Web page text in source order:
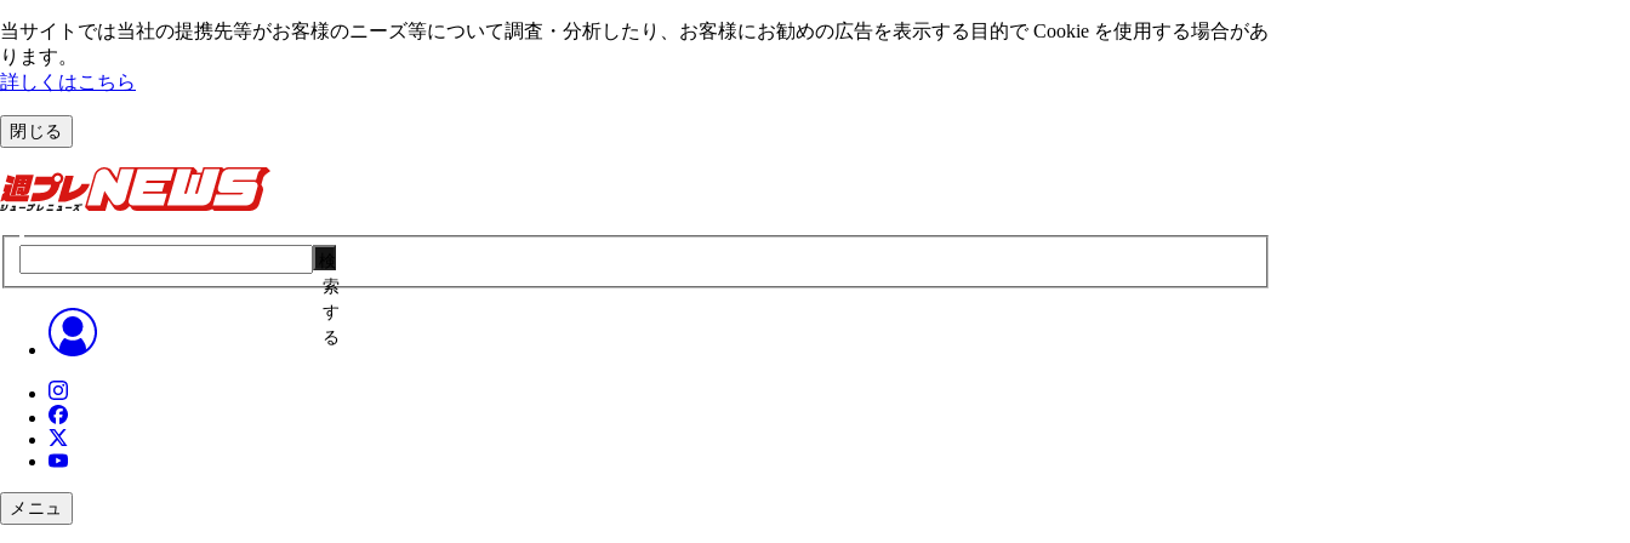
当サイトでは当社の提携先等がお客様のニーズ等について調査・分析したり、お客様にお勧めの広告を表⽰する⽬的で Cookie を使⽤する場合があ
ります。
詳しくはこちら
閉じる
索
す
る
メニュ